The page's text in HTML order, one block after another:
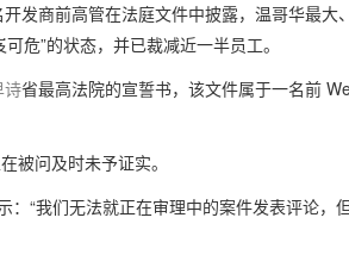
发商前高管在法庭文件中披露，温哥华最大
危”的状态，并已裁减近一半员工。
诗省最高法院的宣誓书，该文件属于一名前
被问及时未予证实。
：“我们无法就正在审理中的案件发表评论，